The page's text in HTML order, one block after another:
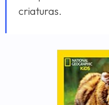
criaturas.